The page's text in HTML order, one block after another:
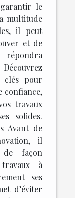
le
multitude
il peut
et de
clés pour
confiance,
travaux
solides.
Avant de
il
façon
à
ses
d’éviter